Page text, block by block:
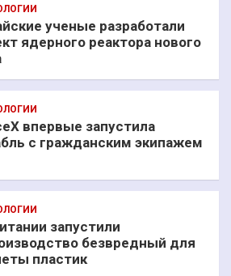
ученые разработали
ядерного реактора нового
впервые запустила
с гражданским экипажем
запустили
безвредный для
пластик